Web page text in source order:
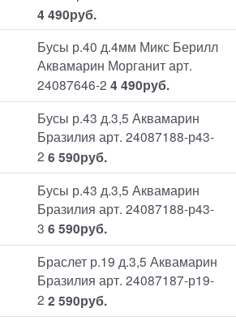
4 490руб.
Бусы р.40 д.4мм Микс Берилл
Аквамарин Морганит арт.
24087646-2 4 490руб.
Бусы р.43 д.3,5 Аквамарин
Бразилия арт. 24087188-р43-
2 6 590руб.
Бусы р.43 д.3,5 Аквамарин
Бразилия арт. 24087188-р43-
3 6 590руб.
Браслет р.19 д.3,5 Аквамарин
Бразилия арт. 24087187-р19-
2 2 590руб.